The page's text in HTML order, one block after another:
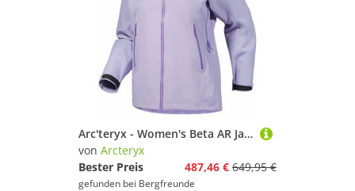
Arc'teryx - Women's Beta AR Jacket - Regenjacke Gr S lila
von Arcteryx
Bester Preis
487,46 € 649,95 €
gefunden bei Bergfreunde